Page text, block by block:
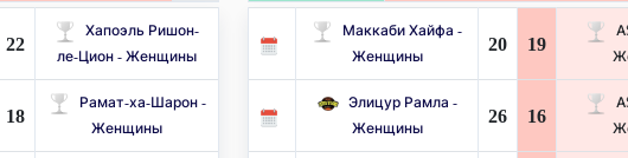
22
Хапоэль Ришон-
ле-Цион - Женщины
18
Рамат-ха-Шарон -
Женщины
Маккаби Хайфа -
Женщины
20 19
Элицур Рамла -
Женщины
26 16